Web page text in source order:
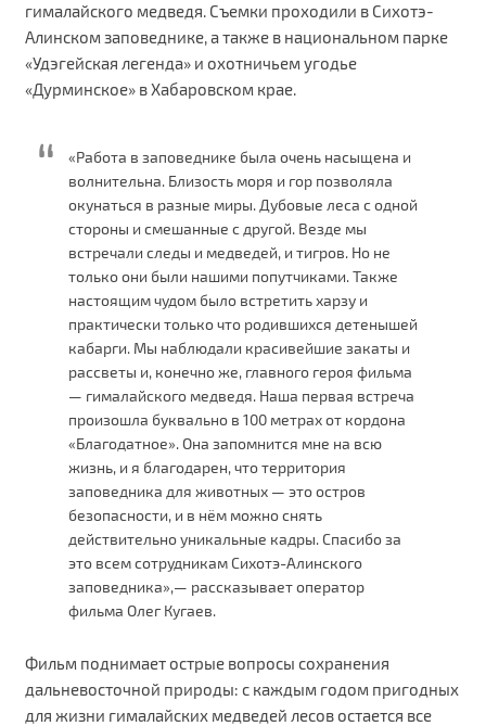
гималайского медведя. Съемки проходили в Сихотэ-
Алинском заповеднике, а также в национальном парке
«Удэгейская легенда» и охотничьем угодье
«Дурминское» в Хабаровском крае.
«Работа в заповеднике была очень насыщена и
волнительна. Близость моря и гор позволяла
окунаться в разные миры. Дубовые леса с одной
стороны и смешанные с другой. Везде мы
встречали следы и медведей, и тигров. Но не
только они были нашими попутчиками. Также
настоящим чудом было встретить харзу и
практически только что родившихся детенышей
кабарги. Мы наблюдали красивейшие закаты и
рассветы и, конечно же, главного героя фильма
— гималайского медведя. Наша первая встреча
произошла буквально в 100 метрах от кордона
«Благодатное». Она запомнится мне на всю
жизнь, и я благодарен, что территория
заповедника для животных — это остров
безопасности, и в нём можно снять
действительно уникальные кадры. Спасибо за
это всем сотрудникам Сихотэ-Алинского
заповедника»,— рассказывает оператор
фильма Олег Кугаев.
Фильм поднимает острые вопросы сохранения
дальневосточной природы: с каждым годом пригодных
для жизни гималайских медведей лесов остается все